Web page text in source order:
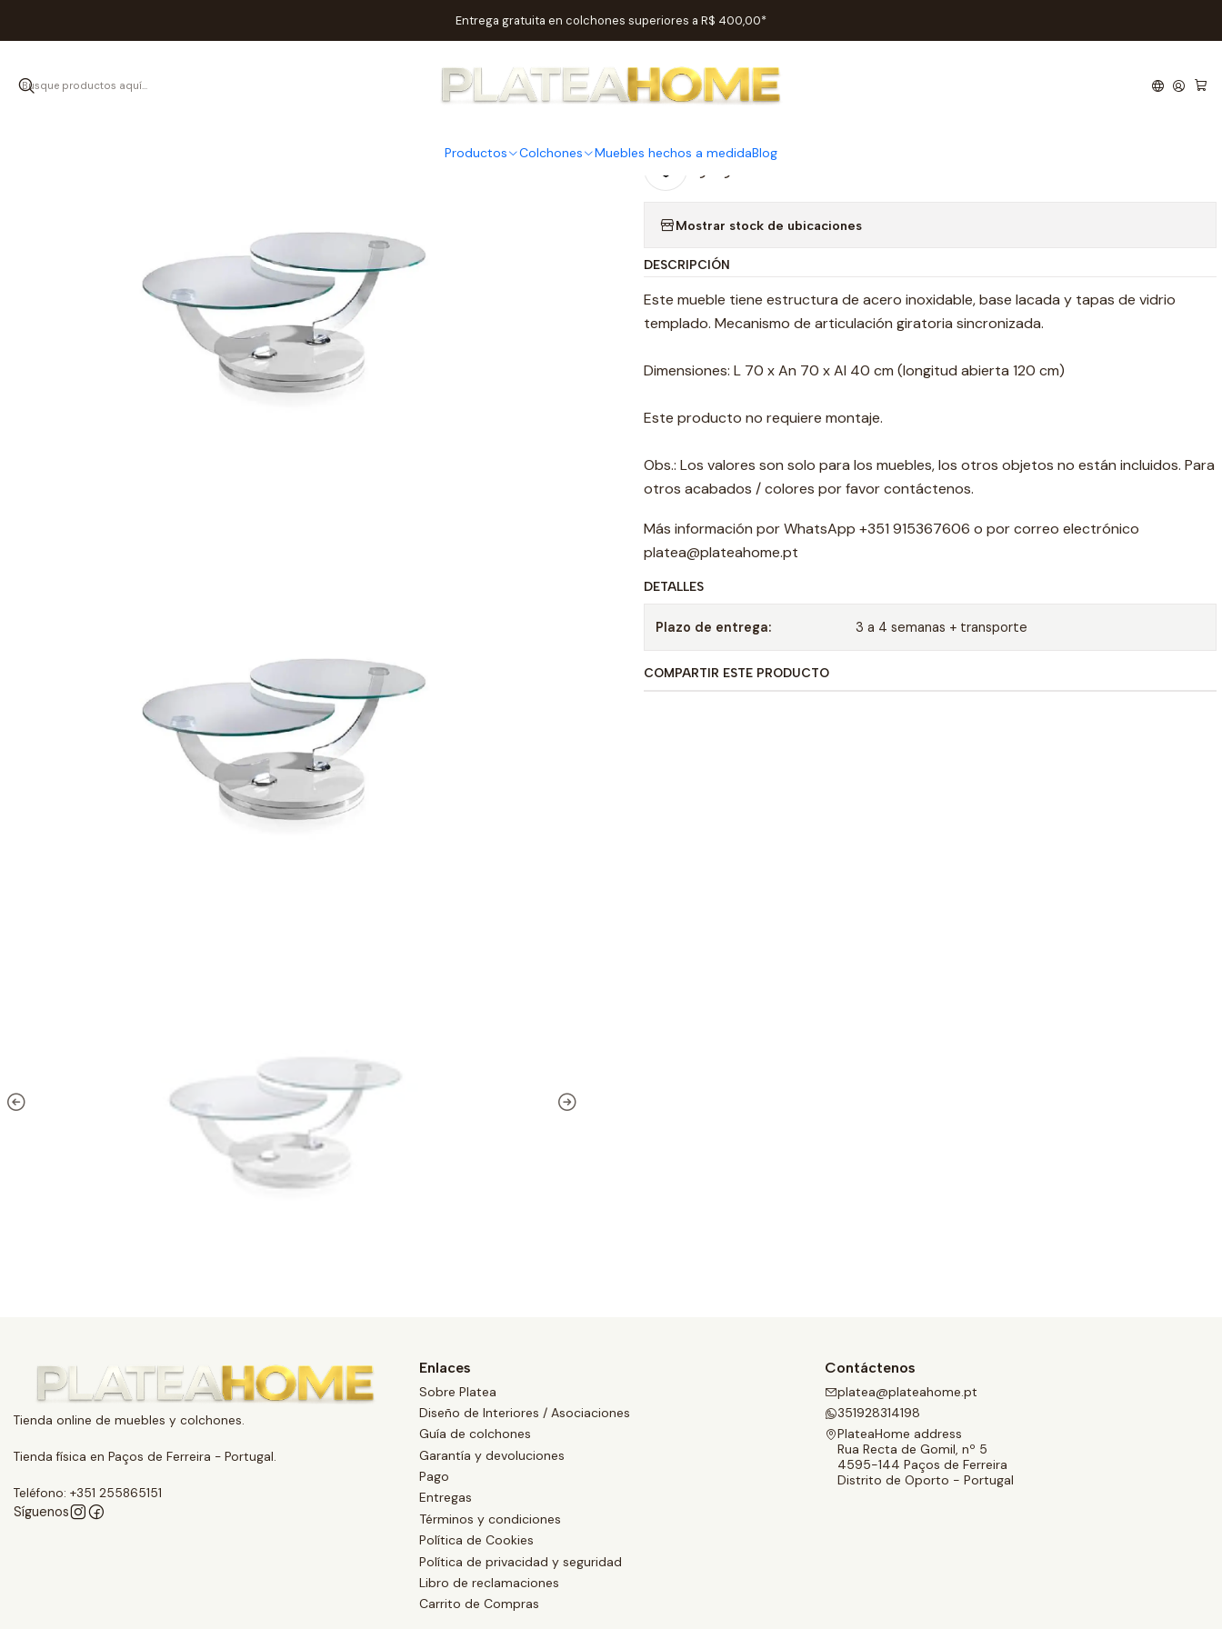
Productos Colchones Muebles hechos a medidaBlog
Entrega gratuita en colchones superiores a R$ 400,00*
Salas Tablas Mesas De Café Mesa baja articulada 1169
|
Mesa baja articulada 1169
Mostrar stock de ubicaciones
DESCRIPCIÓN
Este mueble tiene estructura de acero inoxidable, base lacada y tapas de vidrio
templado. Mecanismo de articulación giratoria sincronizada.
Dimensiones: L 70 x An 70 x Al 40 cm (longitud abierta 120 cm)
Este producto no requiere montaje.
Obs.: Los valores son solo para los muebles, los otros objetos no están incluidos. Para
otros acabados / colores por favor contáctenos.
Más información por WhatsApp +351 915367606 o por correo electrónico
platea@plateahome.pt
DETALLES
Plazo de entrega: 3 a 4 semanas + transporte
COMPARTIR ESTE PRODUCTO
Tienda online de muebles y colchones.
Tienda física en Paços de Ferreira - Portugal.
Teléfono: +351 255865151
Síguenos
Enlaces
Sobre Platea
Diseño de Interiores / Asociaciones
Guía de colchones
Garantía y devoluciones
Pago
Entregas
Términos y condiciones
Política de Cookies
Política de privacidad y seguridad
Libro de reclamaciones
Carrito de Compras
Contáctenos
platea@plateahome.pt
351928314198
PlateaHome address
Rua Recta de Gomil, nº 5
4595-144 Paços de Ferreira
Distrito de Oporto - Portugal